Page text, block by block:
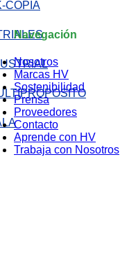
LA
Navegación
Nosotros
Marcas HV
Sostenibilidad
Prensa
Proveedores
Contacto
Aprende con HV
Trabaja con Nosotros